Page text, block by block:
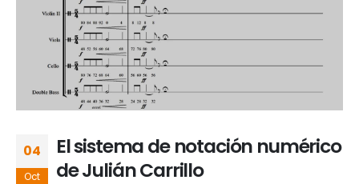
04
Oct
El sistema de notación numérico
de Julián Carrillo